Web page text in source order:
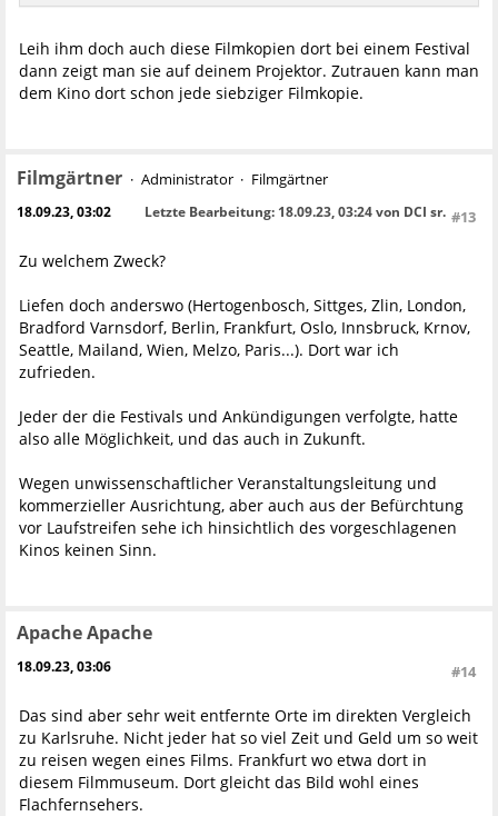
Leih ihm doch auch diese Filmkopien dort bei einem Festival
dann zeigt man sie auf deinem Projektor. Zutrauen kann man
dem Kino dort schon jede siebziger Filmkopie.
Filmgärtner Administrator Filmgärtner
18.09.23, 03:02 #13
Letzte Bearbeitung: 18.09.23, 03:24 von DCI sr.
Zu welchem Zweck?
Liefen doch anderswo (Hertogenbosch, Sittges, Zlin, London,
Bradford Varnsdorf, Berlin, Frankfurt, Oslo, Innsbruck, Krnov,
Seattle, Mailand, Wien, Melzo, Paris...). Dort war ich
zufrieden.
Jeder der die Festivals und Ankündigungen verfolgte, hatte
also alle Möglichkeit, und das auch in Zukunft.
Wegen unwissenschaftlicher Veranstaltungsleitung und
kommerzieller Ausrichtung, aber auch aus der Befürchtung
vor Laufstreifen sehe ich hinsichtlich des vorgeschlagenen
Kinos keinen Sinn.
Apache Apache
18.09.23, 03:06 #14
Das sind aber sehr weit entfernte Orte im direkten Vergleich
zu Karlsruhe. Nicht jeder hat so viel Zeit und Geld um so weit
zu reisen wegen eines Films. Frankfurt wo etwa dort in
diesem Filmmuseum. Dort gleicht das Bild wohl eines
Flachfernsehers.